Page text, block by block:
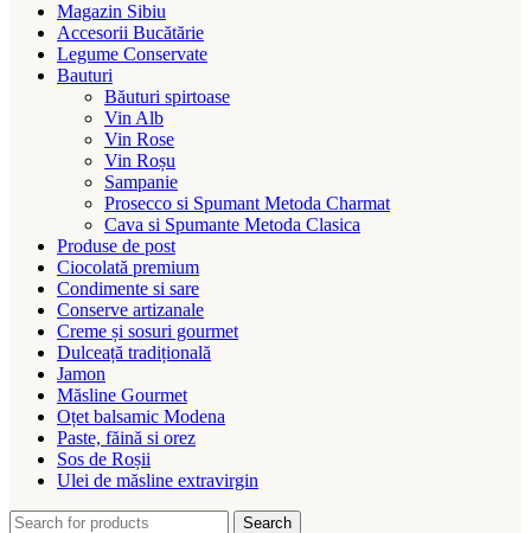
Magazin Sibiu
Accesorii Bucătărie
Legume Conservate
Bauturi
Băuturi spirtoase
Vin Alb
Vin Rose
Vin Roșu
Sampanie
Prosecco si Spumant Metoda Charmat
Cava si Spumante Metoda Clasica
Produse de post
Ciocolată premium
Condimente si sare
Conserve artizanale
Creme și sosuri gourmet
Dulceață tradițională
Jamon
Măsline Gourmet
Oțet balsamic Modena
Paste, făină si orez
Sos de Roșii
Ulei de măsline extravirgin
Search